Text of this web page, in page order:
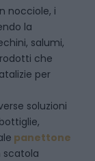
nocciole, i
la
salumi,
che
per
soluzioni
panettone
scatola